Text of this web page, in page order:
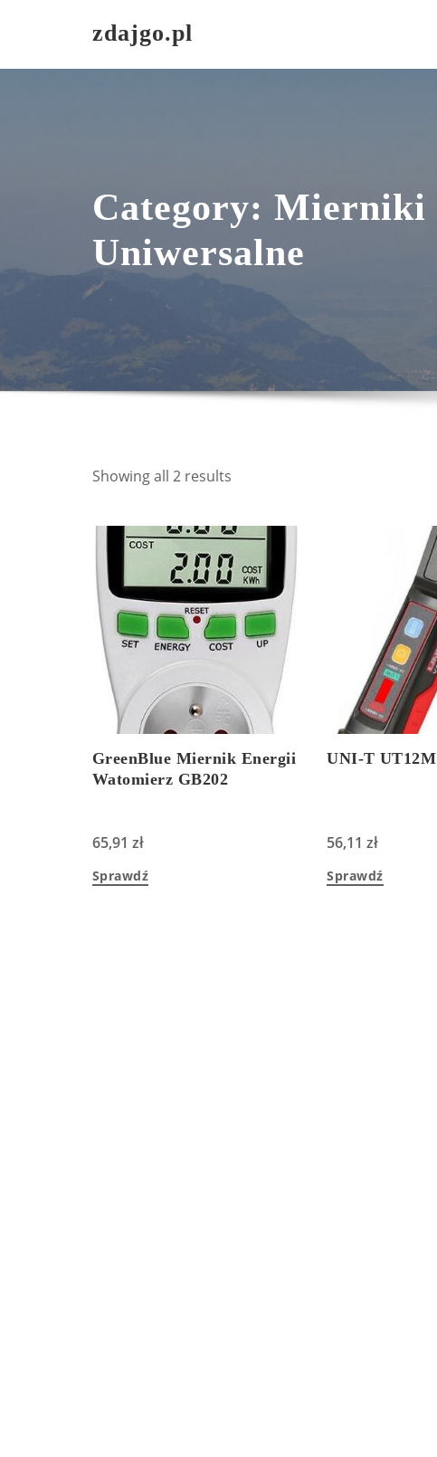
zdajgo.pl
Category: Mierniki
Uniwersalne
Showing all 2 results
GreenBlue Miernik Energii
Watomierz GB202
65,91 zł
Sprawdź
UNI-T UT12M
56,11zł
Sprawdź